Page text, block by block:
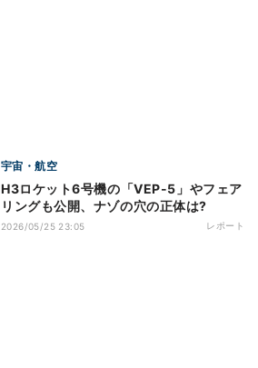
宇宙・航空
H3ロケット6号機の「VEP-5」やフェア
リングも公開、ナゾの穴の正体は?
2026/05/25 23:05 レポート